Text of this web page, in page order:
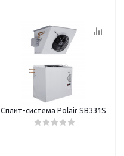
Сплит-система Polair SB331S